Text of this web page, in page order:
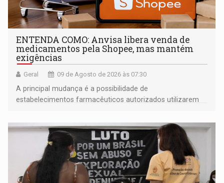
ENTENDA COMO: Anvisa libera venda de
medicamentos pela Shopee, mas mantém
exigências
Geral 09 de Agosto de 2026 às 07:30
A principal mudança é a possibilidade de
estabelecimentos farmacêuticos autorizados utilizarem